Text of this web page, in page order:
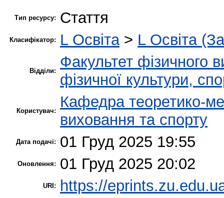
Тип ресурсу: Стаття
Класифікатор: L Освіта> L Освіта
Відділи:
Факультет фізичного
фізичної культури,
Користувач:
Кафедра теоретико-
виховання та спорту
Дата подачі: 01 Груд 2025 19:55
Оновлення: 01 Груд 2025 20:02
URI: https://